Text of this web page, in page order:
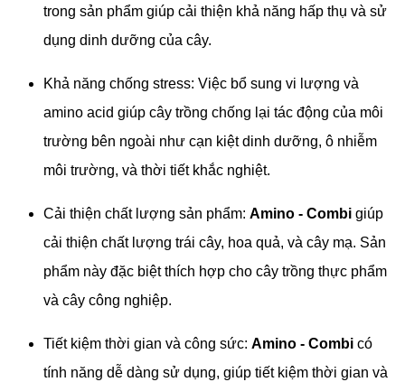
trong sản phẩm giúp cải thiện khả năng hấp thụ và sử
dụng dinh dưỡng của cây.
Khả năng chống stress: Việc bổ sung vi lượng và
amino acid giúp cây trồng chống lại tác động của môi
trường bên ngoài như cạn kiệt dinh dưỡng, ô nhiễm
môi trường, và thời tiết khắc nghiệt.
Cải thiện chất lượng sản phẩm: Amino - Combi giúp
cải thiện chất lượng trái cây, hoa quả, và cây mạ. Sản
phẩm này đặc biệt thích hợp cho cây trồng thực phẩm
và cây công nghiệp.
Tiết kiệm thời gian và công sức: Amino - Combi có
tính năng dễ dàng sử dụng, giúp tiết kiệm thời gian và